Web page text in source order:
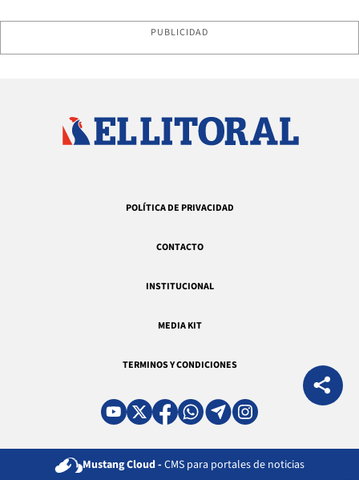
PUBLICIDAD
POLÍTICA DE PRIVACIDAD
CONTACTO
INSTITUCIONAL
MEDIA KIT
TERMINOS Y CONDICIONES
Mustang Cloud - CMS para portales de noticias